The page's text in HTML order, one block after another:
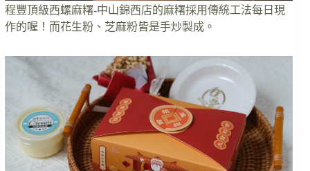
程豐頂級西螺麻糬-中山錦西店的麻糬採用傳統工法每日現
作的喔！而花生粉、芝麻粉皆是手炒製成。